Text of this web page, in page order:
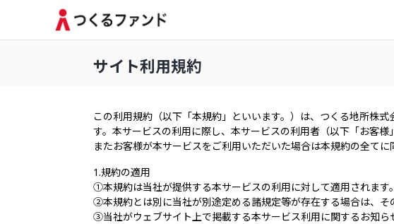
サイト利用規約
この利用規約（以下「本規約」といいます。）は、つくる地所株
す。本サービスの利用に際し、本サービスの利用者（以下「お客
またお客様が本サービスをご利用いただいた場合は本規約の全てに
1.規約の適用
①本規約は当社が提供する本サービスの利用に対して適用されます。
②本規約とは別に当社が別途定める諸規定等が存在する場合は、そ
③当社がウェブサイト上で掲載する本サービス利用に関するお知